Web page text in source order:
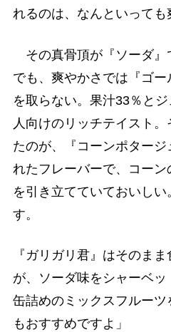
れるのは、なんといっても
その真骨頂が『ソーダ』
でも、爽やかさでは『ゴ
を取らない。果汁33％と
人向けのリッチテイスト
たのが、『コーンポター
れたフレーバーで、コー
を引き立てていておいし
す。
『ガリガリ君』はそのま
が、ソーダ味をシャーベ
缶詰めのミックスフルー
もおすすめですよ」